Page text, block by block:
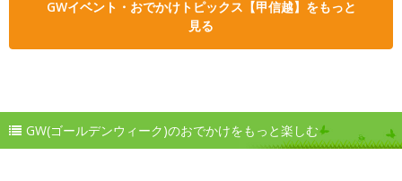
GWイベント・おでかけトピックス【甲信越】をもっと
見る
GW(ゴールデンウィーク)のおでかけをもっと楽しむ